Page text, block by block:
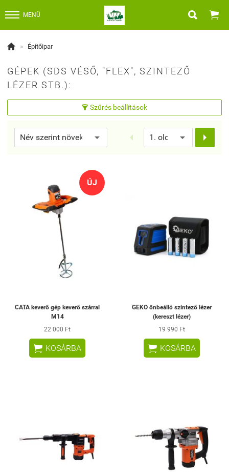
MENÜ  
 » Építőipar
GÉPEK (SDS VÉSŐ, "FLEX", SZINTEZŐ
LÉZER STB.):
 Szűrés beállítások
 
ÚJ
CATA keverő gép keverő szárral
M14
22 000 Ft
 KOSÁRBA
GEKO önbeálló szintező lézer
(kereszt lézer)
19 990 Ft
 KOSÁRBA